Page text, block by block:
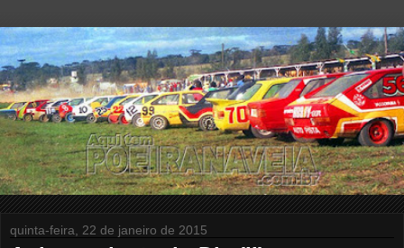
quinta-feira, 22 de janeiro de 2015